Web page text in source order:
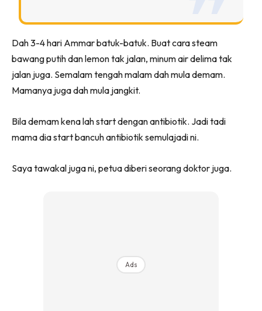
Dah 3-4 hari Ammar batuk-batuk. Buat cara steam
bawang putih dan lemon tak jalan, minum air delima tak
jalan juga. Semalam tengah malam dah mula demam.
Mamanya juga dah mula jangkit.
Bila demam kena lah start dengan antibiotik. Jadi tadi
mama dia start bancuh antibiotik semulajadi ni.
Saya tawakal juga ni, petua diberi seorang doktor juga.
Ads